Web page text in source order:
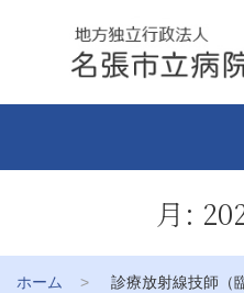
月:
ホーム 診療放射線技師（